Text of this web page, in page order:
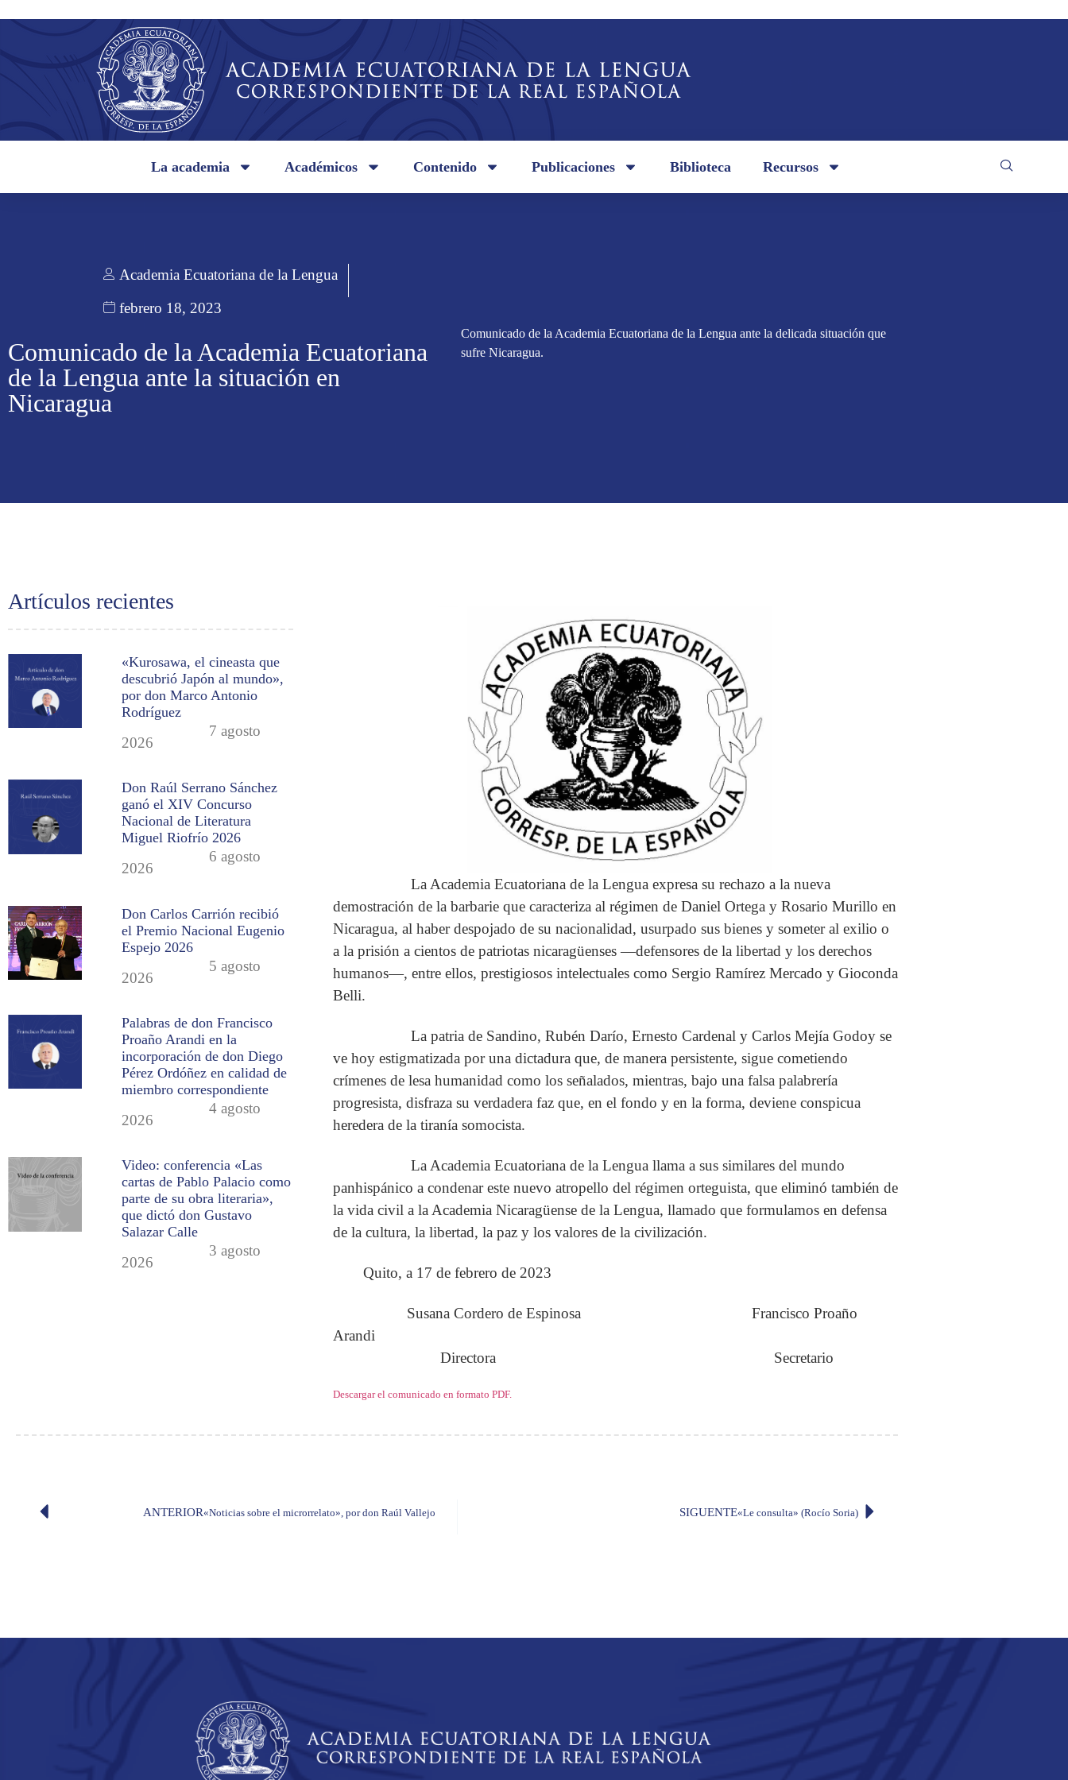
La academia Académicos Contenido Publicaciones Biblioteca Recursos
Academia Ecuatoriana de la Lengua
febrero 18, 2023
Comunicado de la Academia Ecuatoriana
de la Lengua ante la situación en
Nicaragua
Comunicado de la Academia Ecuatoriana de la Lengua ante la delicada situación que
sufre Nicaragua.
Artículos recientes
«Kurosawa, el cineasta que
descubrió Japón al mundo»,
por don Marco Antonio
Rodríguez
7 agosto
2026
Don Raúl Serrano Sánchez
ganó el XIV Concurso
Nacional de Literatura
Miguel Riofrío 2026
6 agosto
2026
Don Carlos Carrión recibió
el Premio Nacional Eugenio
Espejo 2026
5 agosto
2026
Palabras de don Francisco
Proaño Arandi en la
incorporación de don Diego
Pérez Ordóñez en calidad de
miembro correspondiente
4 agosto
2026
Video: conferencia «Las
cartas de Pablo Palacio como
parte de su obra literaria»,
que dictó don Gustavo
Salazar Calle
3 agosto
2026
La Academia Ecuatoriana de la Lengua expresa su rechazo a la nueva
demostración de la barbarie que caracteriza al régimen de Daniel Ortega y Rosario Murillo en
Nicaragua, al haber despojado de su nacionalidad, usurpado sus bienes y someter al exilio o
a la prisión a cientos de patriotas nicaragüenses —defensores de la libertad y los derechos
humanos—, entre ellos, prestigiosos intelectuales como Sergio Ramírez Mercado y Gioconda
Belli.
La patria de Sandino, Rubén Darío, Ernesto Cardenal y Carlos Mejía Godoy se
ve hoy estigmatizada por una dictadura que, de manera persistente, sigue cometiendo
crímenes de lesa humanidad como los señalados, mientras, bajo una falsa palabrería
progresista, disfraza su verdadera faz que, en el fondo y en la forma, deviene conspicua
heredera de la tiranía somocista.
La Academia Ecuatoriana de la Lengua llama a sus similares del mundo
panhispánico a condenar este nuevo atropello del régimen orteguista, que eliminó también de
la vida civil a la Academia Nicaragüense de la Lengua, llamado que formulamos en defensa
de la cultura, la libertad, la paz y los valores de la civilización.
Quito, a 17 de febrero de 2023
Susana Cordero de Espinosa Francisco Proaño
Arandi
Directora Secretario
Descargar el comunicado en formato PDF.
ANTERIOR«Noticias sobre el microrrelato», por don Raúl Vallejo SIGUENTE«Le consulta» (Rocío Soria)